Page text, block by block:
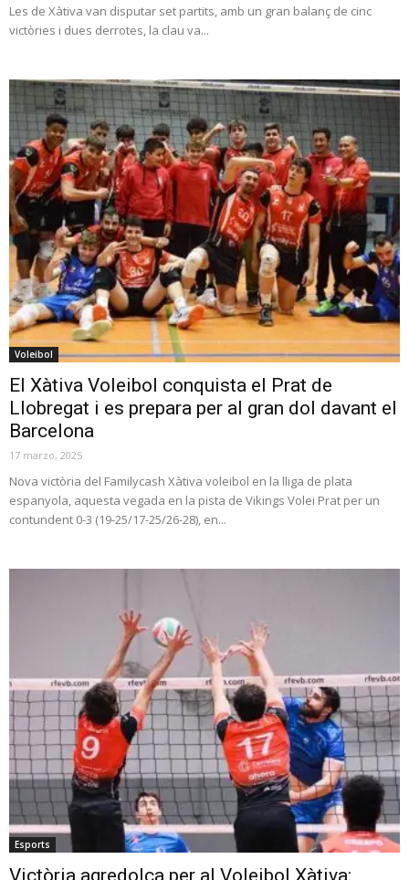
Les de Xàtiva van disputar set partits, amb un gran balanç de cinc
victòries i dues derrotes, la clau va...
Voleibol
El Xàtiva Voleibol conquista el Prat de
Llobregat i es prepara per al gran dol davant el
Barcelona
17 marzo, 2025
Nova victòria del Familycash Xàtiva voleibol en la lliga de plata
espanyola, aquesta vegada en la pista de Vikings Volei Prat per un
contundent 0-3 (19-25/17-25/26-28), en...
Esports
Victòria agredolça per al Voleibol Xàtiva: